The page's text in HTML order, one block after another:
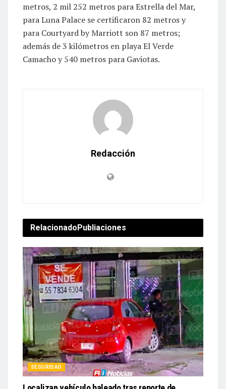
metros, 2 mil 252 metros para Estrella del Mar,
para Luna Palace se certificaron 82 metros y
para Courtyard by Marriott son 87 metros;
además de 3 kilómetros en playa El Verde
Camacho y 540 metros para Gaviotas.
Redacción
RelacionadoPubliaciones
SEGURIDAD